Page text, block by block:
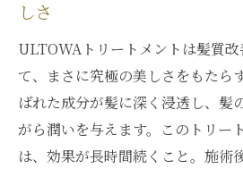
しさ
ULTOWAトリートメントは髪質
て、まさに究極の美しさをもたら
ばれた成分が髪に深く浸透し、髪
がら潤いを与えます。このトリー
は、効果が長時間続くこと。施術